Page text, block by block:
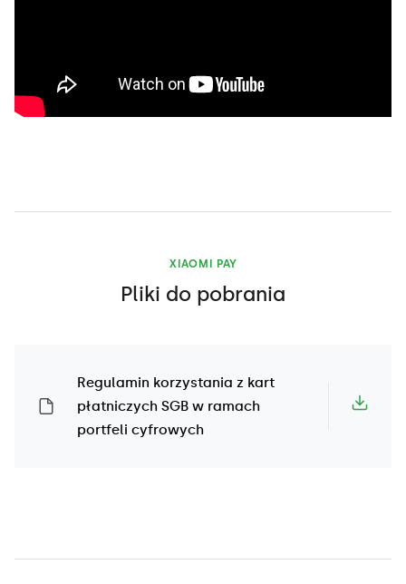
XIAOMI PAY
Pliki do pobrania
Regulamin korzystania z kart
płatniczych SGB w ramach
portfeli cyfrowych